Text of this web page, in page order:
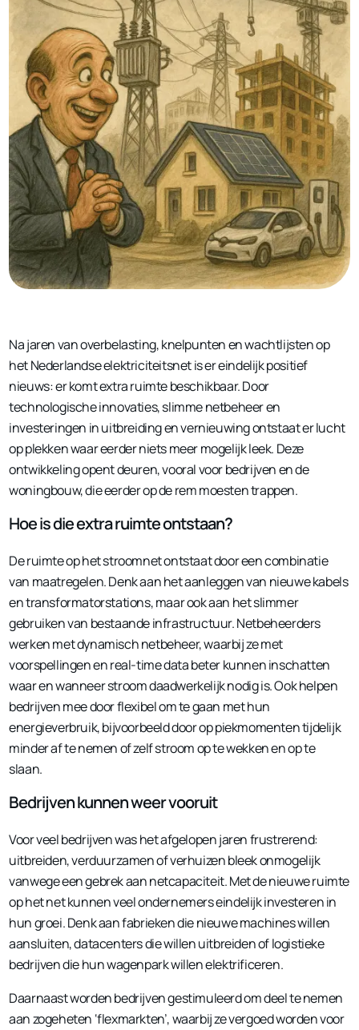
Na jaren van overbelasting, knelpunten en wachtlijsten op
het Nederlandse elektriciteitsnet is er eindelijk positief
nieuws: er komt extra ruimte beschikbaar. Door
technologische innovaties, slimme netbeheer en
investeringen in uitbreiding en vernieuwing ontstaat er lucht
op plekken waar eerder niets meer mogelijk leek. Deze
ontwikkeling opent deuren, vooral voor bedrijven en de
woningbouw, die eerder op de rem moesten trappen.
Hoe is die extra ruimte ontstaan?
De ruimte op het stroomnet ontstaat door een combinatie
van maatregelen. Denk aan het aanleggen van nieuwe kabels
en transformatorstations, maar ook aan het slimmer
gebruiken van bestaande infrastructuur. Netbeheerders
werken met dynamisch netbeheer, waarbij ze met
voorspellingen en real-time data beter kunnen inschatten
waar en wanneer stroom daadwerkelijk nodig is. Ook helpen
bedrijven mee door flexibel om te gaan met hun
energieverbruik, bijvoorbeeld door op piekmomenten tijdelijk
minder af te nemen of zelf stroom op te wekken en op te
slaan.
Bedrijven kunnen weer vooruit
Voor veel bedrijven was het afgelopen jaren frustrerend:
uitbreiden, verduurzamen of verhuizen bleek onmogelijk
vanwege een gebrek aan netcapaciteit. Met de nieuwe ruimte
op het net kunnen veel ondernemers eindelijk investeren in
hun groei. Denk aan fabrieken die nieuwe machines willen
aansluiten, datacenters die willen uitbreiden of logistieke
bedrijven die hun wagenpark willen elektrificeren.
Daarnaast worden bedrijven gestimuleerd om deel te nemen
aan zogeheten ‘flexmarkten’, waarbij ze vergoed worden voor